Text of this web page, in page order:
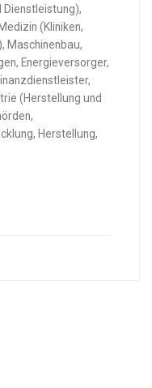
Dienstleistung),
(Kliniken,
Maschinenbau,
Energieversorger,
(Herstellung und
Herstellung,